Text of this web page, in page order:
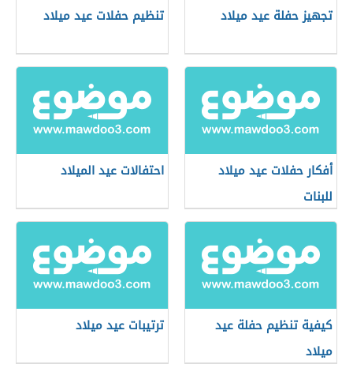
تجهيز حفلة عيد ميلاد تنظيم حفلات عيد ميلاد
أفكار حفلات عيد ميلاد
للبنات
احتفالات عيد الميلاد
كيفية تنظيم حفلة عيد
ميلاد
ترتيبات عيد ميلاد